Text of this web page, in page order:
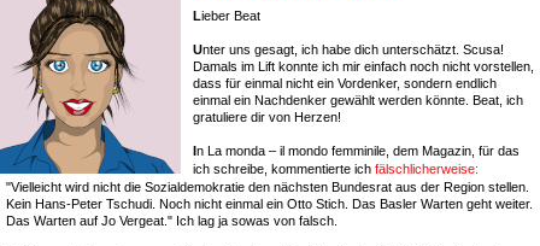
Lieber Beat
Unter uns gesagt, ich habe dich unterschätzt. Scusa!
Damals im Lift konnte ich mir einfach noch nicht vorstellen,
dass für einmal nicht ein Vordenker, sondern endlich
einmal ein Nachdenker gewählt werden könnte. Beat, ich
gratuliere dir von Herzen!
In La monda – il mondo femminile, dem Magazin, für das
ich schreibe, kommentierte ich fälschlicherweise:
"Vielleicht wird nicht die Sozialdemokratie den nächsten Bundesrat aus der Region stellen.
Kein Hans-Peter Tschudi. Noch nicht einmal ein Otto Stich. Das Basler Warten geht weiter.
Das Warten auf Jo Vergeat." Ich lag ja sowas von falsch.